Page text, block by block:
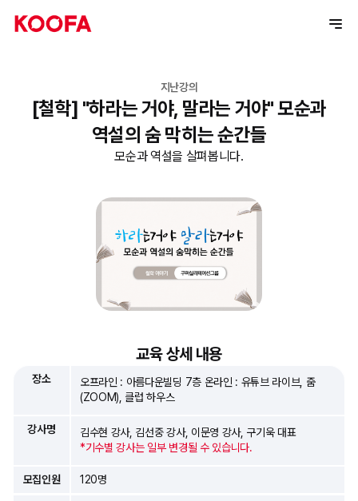
지난강의
[철학] "하라는 거야, 말라는 거야" 모순과
역설의 숨 막히는 순간들
모순과 역설을 살펴봅니다.
교육 상세 내용
장소
오프라인 : 아름다운빌딩 7층 온라인 : 유튜브 라이브, 줌
(ZOOM), 클럽 하우스
강사명
김수현 강사, 김선중 강사, 이문영 강사, 구기욱 대표
*기수별 강사는 일부 변경될 수 있습니다.
모집인원 120명